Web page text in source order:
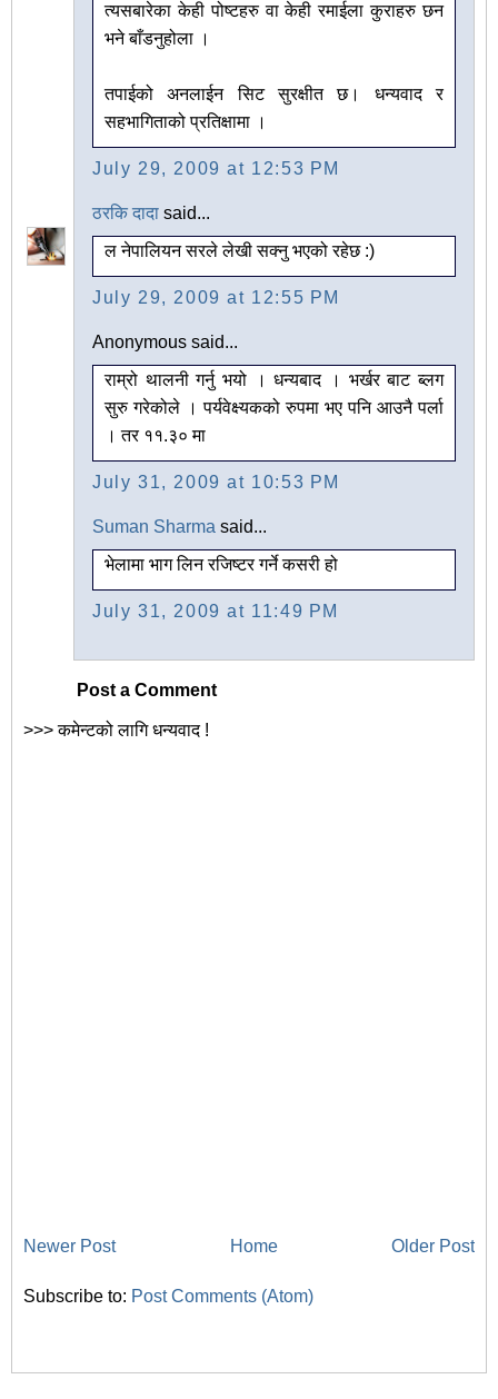
त्यसबारेका केही पोष्टहरु वा केही रमाईला कुराहरु छन
भने बाँडनुहोला ।
तपाईको अनलाईन सिट सुरक्षीत छ। धन्यवाद र
सहभागिताको प्रतिक्षामा ।
July 29, 2009 at 12:53 PM
ठरकि दादा said...
ल नेपालियन सरले लेखी सक्नु भएको रहेछ :)
July 29, 2009 at 12:55 PM
Anonymous said...
राम्रो थालनी गर्नु भयो । धन्यबाद । भर्खर बाट ब्लग
सुरु गरेकोले । पर्यवेक्ष्यकको रुपमा भए पनि आउनै पर्ला
। तर ११.३० मा
July 31, 2009 at 10:53 PM
Suman Sharma said...
भेलामा भाग लिन रजिष्टर गर्ने कसरी हो
July 31, 2009 at 11:49 PM
Post a Comment
>>> कमेन्टको लागि धन्यवाद !
Newer Post Older Post
Home
Subscribe to: Post Comments (Atom)